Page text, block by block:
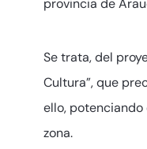
provincia de
Se trata, del
Cultura”, que
ello,
zona.